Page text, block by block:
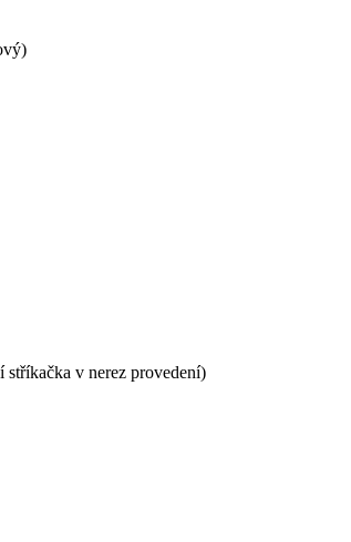
v nerez provedení)